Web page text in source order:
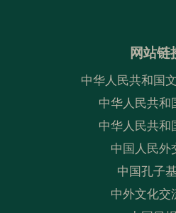
网站链
中华人民共和国
中华人民共和
中华人民共和
中国人民外
中国孔子
中外文化交